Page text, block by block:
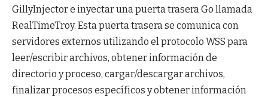
GillyInjector e inyectar una puerta trasera Go llamada
RealTimeTroy. Esta puerta trasera se comunica con
servidores externos utilizando el protocolo WSS para
leer/escribir archivos, obtener información de
directorio y proceso, cargar/descargar archivos,
finalizar procesos específicos y obtener información